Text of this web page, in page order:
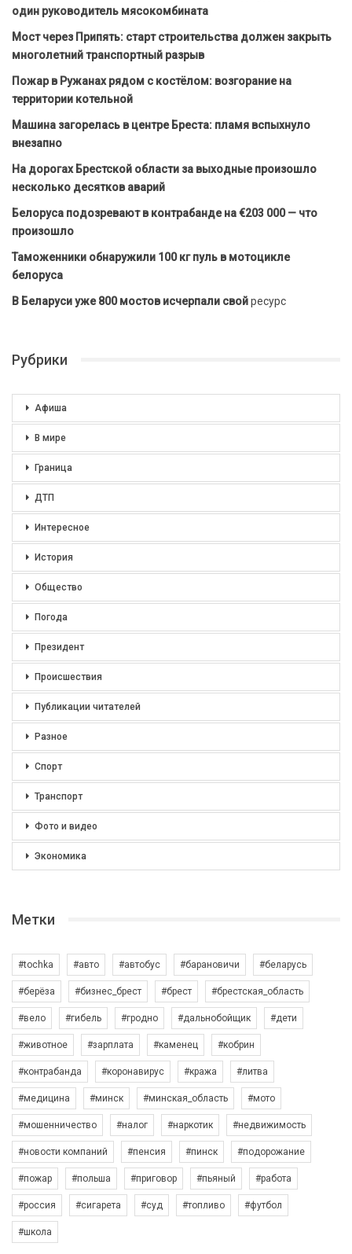
один руководитель мясокомбината
Мост через Припять: старт строительства должен закрыть
многолетний транспортный разрыв
Пожар в Ружанах рядом с костёлом: возгорание на
территории котельной
Машина загорелась в центре Бреста: пламя вспыхнуло
внезапно
На дорогах Брестской области за выходные произошло
несколько десятков аварий
Белоруса подозревают в контрабанде на €203 000 — что
произошло
Таможенники обнаружили 100 кг пуль в мотоцикле
белоруса
В Беларуси уже 800 мостов исчерпали свойресурс
Рубрики
Афиша
В мире
Граница
ДТП
Интересное
История
Общество
Погода
Президент
Происшествия
Публикации читателей
Разное
Спорт
Транспорт
Фото и видео
Экономика
Метки
#tochka #авто #автобус #барановичи #беларусь
#берёза #бизнес_брест #брест #брестская_область
#вело #гибель #гродно #дальнобойщик #дети
#животное #зарплата #каменец #кобрин
#контрабанда #коронавирус #кража #литва
#медицина #минск #минская_область #мото
#мошенничество #налог #наркотик #недвижимость
#новости компаний #пенсия #пинск #подорожание
#пожар #польша #приговор #пьяный #работа
#россия #сигарета #суд #топливо #футбол
#школа